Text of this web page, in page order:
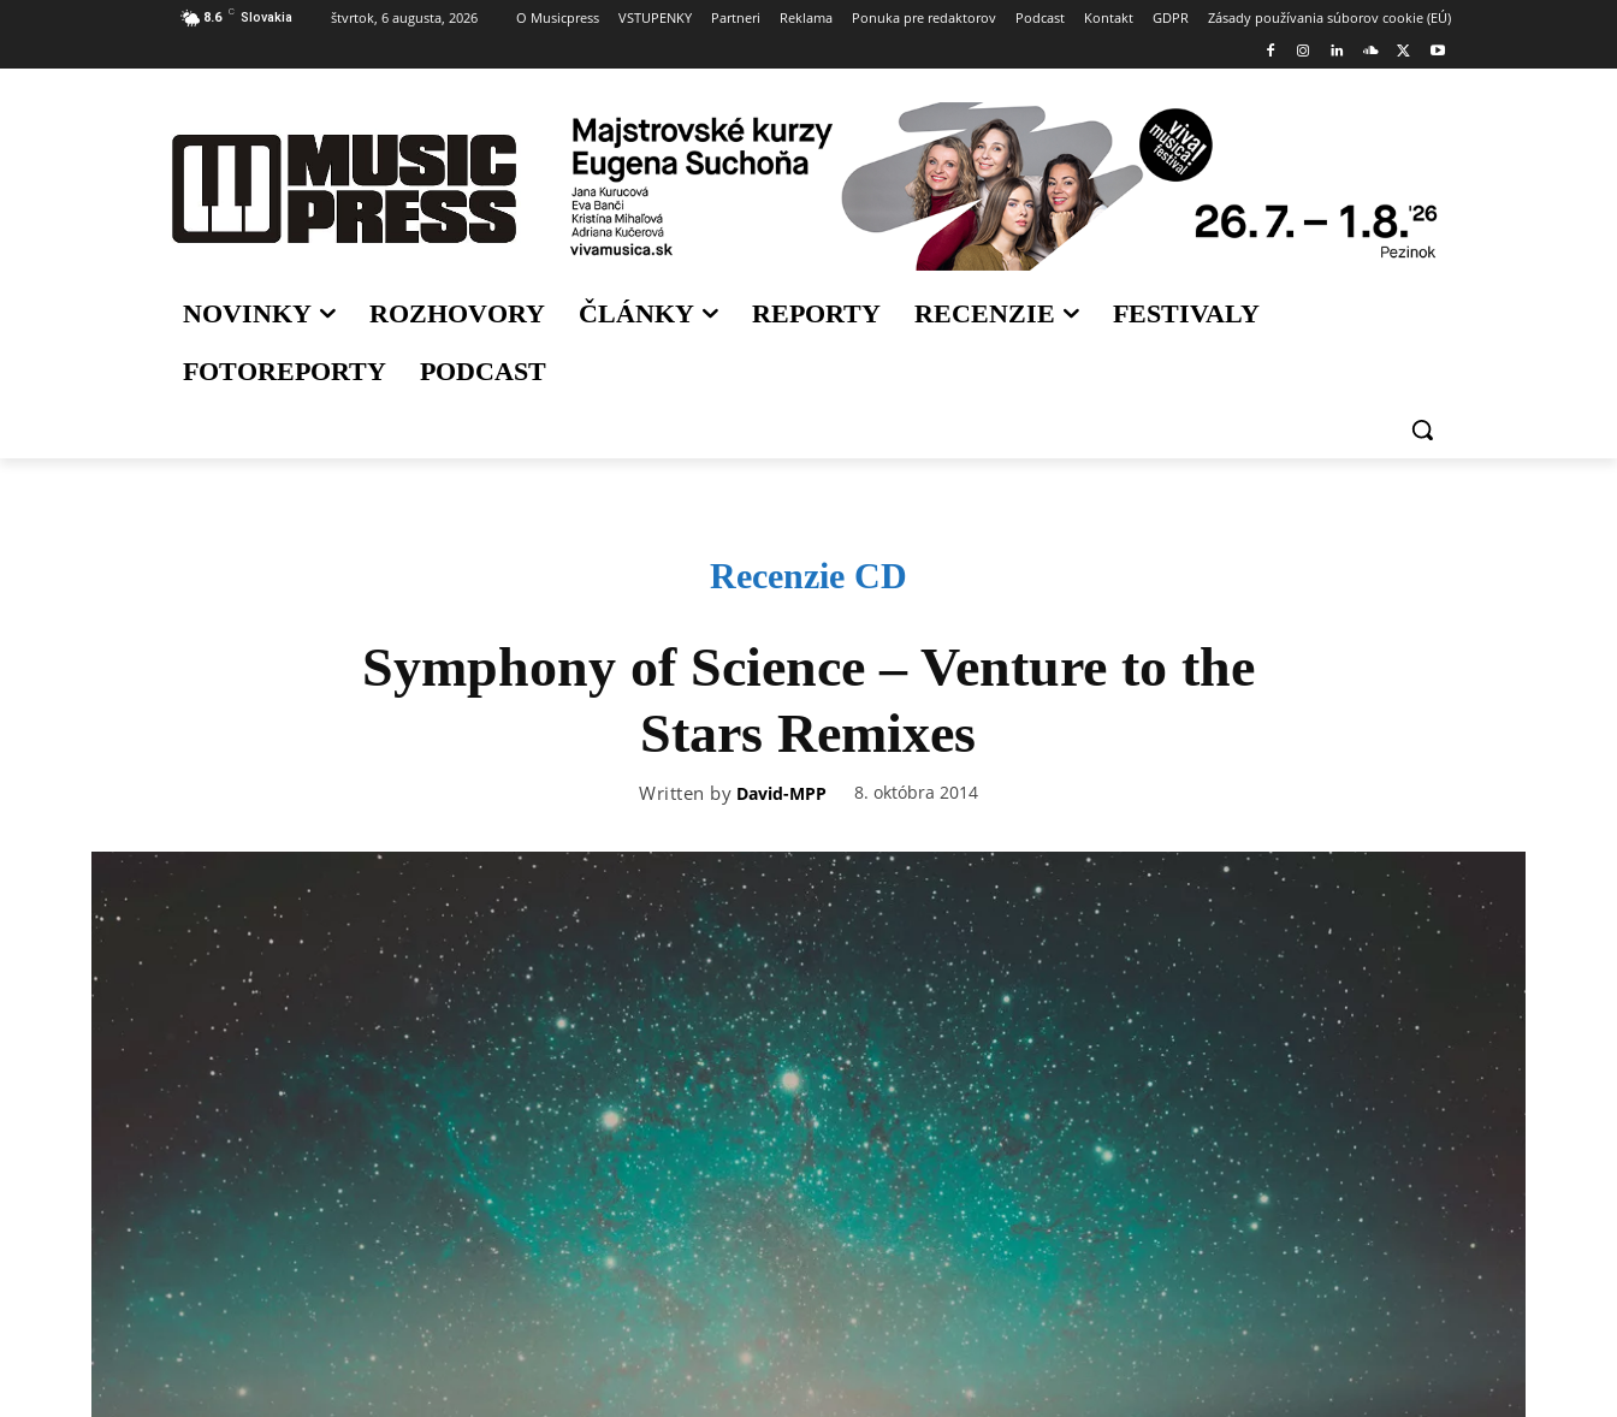
8.6 C Slovakia štvrtok, 6 augusta, 2026 O Musicpress VSTUPENKY Partneri Reklama Ponuka pre redaktorov Podcast Kontakt GDPR Zásady používania súborov cookie (EÚ)
NOVINKY ROZHOVORY ČLÁNKY REPORTY RECENZIE
FESTIVALY
FOTOREPORTY
PODCAST
Recenzie CD
Symphony of Science – Venture to the
Stars Remixes
Written by David-MPP 8. októbra 2014